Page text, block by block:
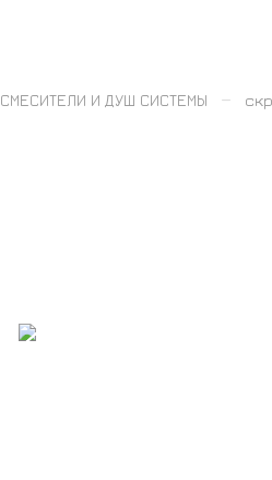
СМЕСИТЕЛИ И ДУШ СИСТЕМЫ –